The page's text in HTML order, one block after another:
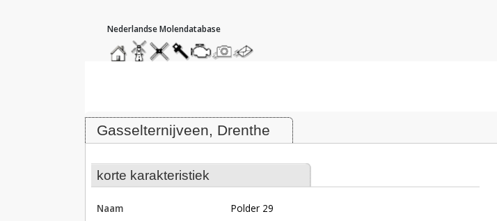
hoofdmenu
homemolendatabase
roedendatabase
assendatabase
motorendatabase
stuur
een
stuur
een
Gasselternijveen, Drenthe
korte karakteristiek
naam Polder 29